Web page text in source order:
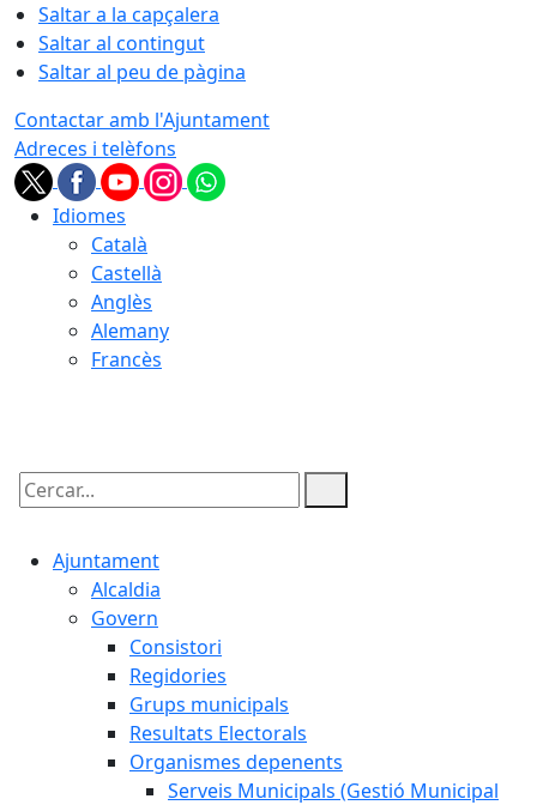
Saltar a la capçalera
Saltar al contingut
Saltar al peu de pàgina
Contactar amb l'Ajuntament
Adreces i telèfons
Idiomes
Català
Castellà
Anglès
Alemany
Francès
Cercar:
Ajuntament
Alcaldia
Govern
Consistori
Regidories
Grups municipals
Resultats Electorals
Organismes depenents
Serveis Municipals (Gestió Municipal